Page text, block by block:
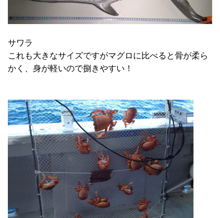
サワラ
これも大きなサイズですがマグロに比べると骨が柔ら
かく、身が軽いので捌きやすい！